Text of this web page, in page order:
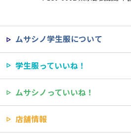
ムサシノ学生服について
学生服っていいね！
ムサシノっていいね！
店舗情報